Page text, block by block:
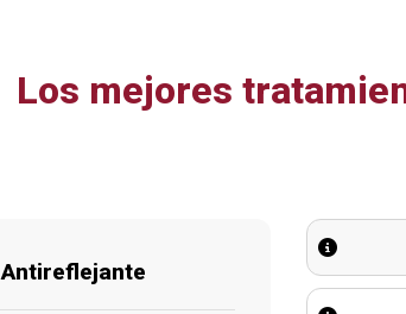
Los mejores
Antireflejante